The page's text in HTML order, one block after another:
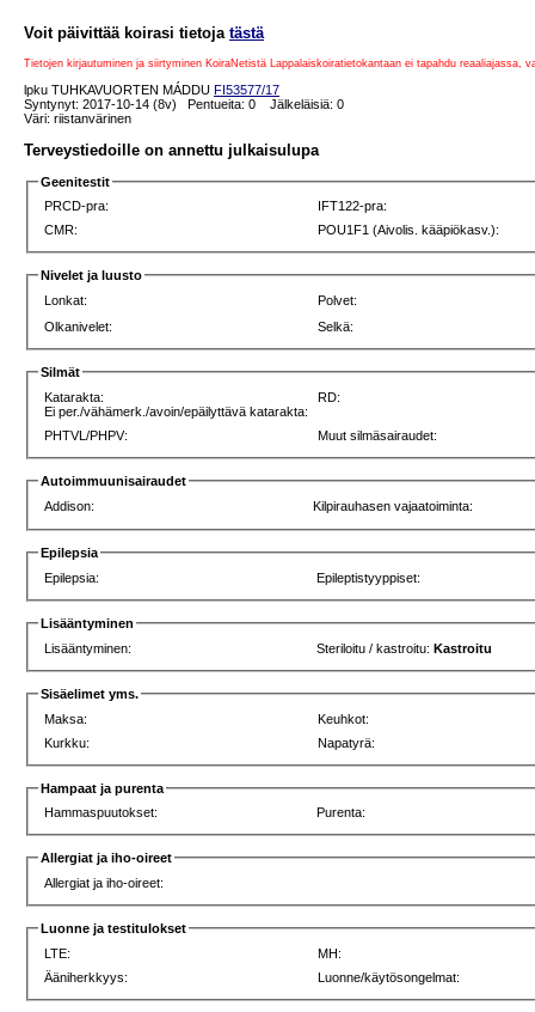
Voit päivittää koirasi tietoja tästä
Tietojen kirjautuminen ja siirtyminen KoiraNetistä Lappalaiskoiratietokantaan ei tapahdu
lpku TUHKAVUORTEN MÁDDU FI53577/17
Syntynyt: 2017-10-14 (8v) Pentueita: 0 Jälkeläisiä: 0
Väri: riistanvärinen
Terveystiedoille on annettu julkaisulupa
Geenitestit
PRCD-pra:
IFT122-pra:
CMR:
POU1F1 (Aivolis. kääpiökasv.):
Nivelet ja luusto
Lonkat:
Polvet:
Olkanivelet:
Selkä:
Silmät
Katarakta:
Ei per./vähämerk./avoin/epäilyttävä katarakta:
RD:
PHTVL/PHPV: Muut silmäsairaudet:
Autoimmuunisairaudet
Addison:
Kilpirauhasen vajaatoiminta:
Epilepsia
Epilepsia:
Epileptistyyppiset:
Lisääntyminen
Lisääntyminen:
Steriloitu / kastroitu:Kastroitu
Sisäelimet yms.
Maksa:
Keuhkot:
Kurkku:
Napatyrä:
Hampaat ja purenta
Hammaspuutokset:
Purenta:
Allergiat ja iho-oireet
Allergiat ja iho-oireet:
Luonne ja testitulokset
LTE:
MH:
Ääniherkkyys:
Luonne/käytösongelmat: